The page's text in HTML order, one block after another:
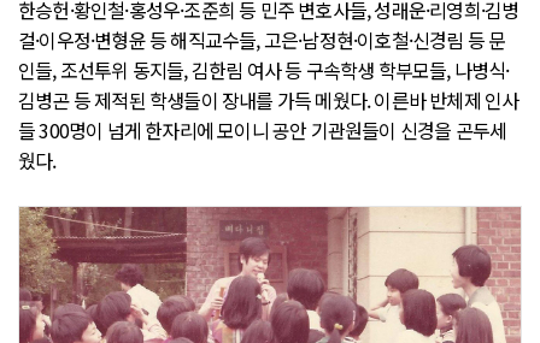
한승헌·황인철·홍성우·조준희 등 민주 변호사들, 성래운·리영희·김병
걸·이우정·변형윤 등 해직교수들, 고은·남정현·이호철·신경림 등 문
인들, 조선투위 동지들, 김한림 여사 등 구속학생 학부모들, 나병식·
김병곤 등 제적된 학생들이 장내를 가득 메웠다. 이른바 반체제 인사
들 300명이 넘게 한자리에 모이니 공안 기관원들이 신경을 곤두세
웠다.